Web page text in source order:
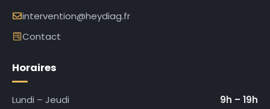
intervention@heydiag.fr
Contact
Horaires
Lundi – Jeudi
9h – 19h